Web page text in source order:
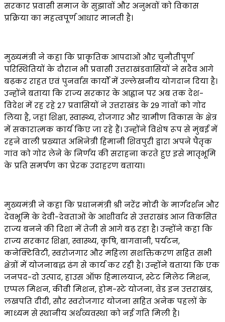
सरकार प्रवासी समाज के सुझावों और अनुभवों को विकास
प्रक्रिया का महत्वपूर्ण आधार मानती है।
मुख्यमंत्री ने कहा कि प्राकृतिक आपदाओं और चुनौतीपूर्ण
परिस्थितियों के दौरान भी प्रवासी उत्तराखंडवासियों ने सदैव आगे
बढ़कर राहत एवं पुनर्वास कार्यों में उल्लेखनीय योगदान दिया है।
उन्होंने बताया कि राज्य सरकार के आह्वान पर अब तक देश-
विदेश में रह रहे 27 प्रवासियों ने उत्तराखंड के 29 गांवों को गोद
लिया है, जहां शिक्षा, स्वास्थ्य, रोजगार और ग्रामीण विकास के क्षेत्र
में सकारात्मक कार्य किए जा रहे हैं। उन्होंने विशेष रूप से मुंबई में
रहने वाली प्रख्यात अभिनेत्री हिमानी शिवपुरी द्वारा अपने पैतृक
गांव को गोद लेने के निर्णय की सराहना करते हुए इसे मातृभूमि
के प्रति समर्पण का प्रेरक उदाहरण बताया।
मुख्यमंत्री ने कहा कि प्रधानमंत्री श्री नरेंद्र मोदी के मार्गदर्शन और
देवभूमि के देवी-देवताओं के आशीर्वाद से उत्तराखंड आज विकसित
राज्य बनने की दिशा में तेजी से आगे बढ़ रहा है। उन्होंने कहा कि
राज्य सरकार शिक्षा, स्वास्थ्य, कृषि, बागवानी, पर्यटन,
कनेक्टिविटी, स्वरोजगार और महिला सशक्तिकरण सहित सभी
क्षेत्रों में योजनाबद्ध ढंग से कार्य कर रही है। उन्होंने बताया कि एक
जनपद-दो उत्पाद, हाउस ऑफ हिमालयाज, स्टेट मिलेट मिशन,
एप्पल मिशन, कीवी मिशन, होम-स्टे योजना, वेड इन उत्तराखंड,
लखपति दीदी, सौर स्वरोजगार योजना सहित अनेक पहलों के
माध्यम से स्थानीय अर्थव्यवस्था को नई गति मिली है।